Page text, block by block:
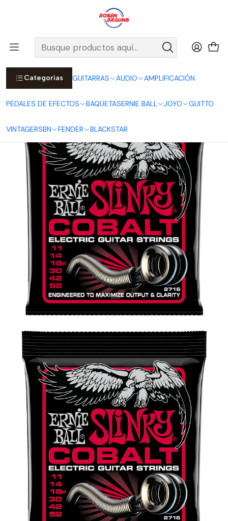
Categorías GUITARRAS AUDIO AMPLIFICACIÓN
PEDALES DE EFECTOS BAQUETASERNIE BALL JOYO GUITTO
VINTAGERSBN FENDER BLACKSTAR
Por compras sobre $25.000 en Santiago urbano, Colina o
Padre Hurtado, incluimos el despacho!
Ver Detalles
Inicio ERNIE BALL
CUERDAS ERNIE BALL
Cuerdas Eléctricas ERNIE BALL
COBALT Series